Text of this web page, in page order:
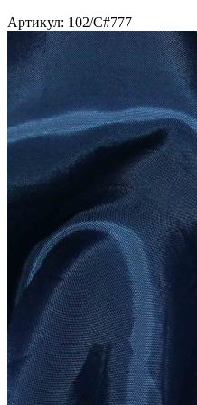
Артикул: 102/C#777